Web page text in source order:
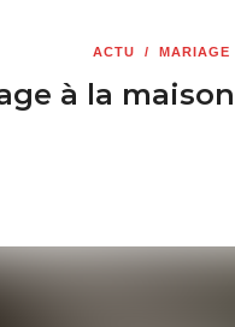
ACTU / MARIAGE
à la